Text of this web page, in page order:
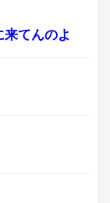
来てんのよ